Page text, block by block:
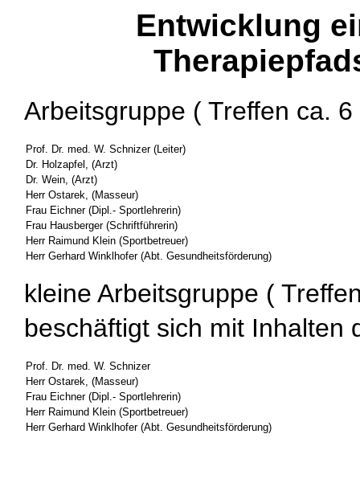
Entwicklung
Arbeitsgruppe ( Treffen ca.
Prof. Dr. med. W. Schnizer (Leiter)
Dr. Holzapfel, (Arzt)
Dr. Wein, (Arzt)
Herr Ostarek, (Masseur)
Frau Eichner (Dipl.- Sportlehrerin)
Frau Hausberger (Schriftführerin)
Herr Raimund Klein (Sportbetreuer)
Herr Gerhard Winklhofer (Abt. Gesundheitsförderung)
kleine Arbeitsgruppe (
beschäftigt sich mit Inhalten
Prof. Dr. med. W. Schnizer
Herr Ostarek, (Masseur)
Frau Eichner (Dipl.- Sportlehrerin)
Herr Raimund Klein (Sportbetreuer)
Herr Gerhard Winklhofer (Abt. Gesundheitsförderung)